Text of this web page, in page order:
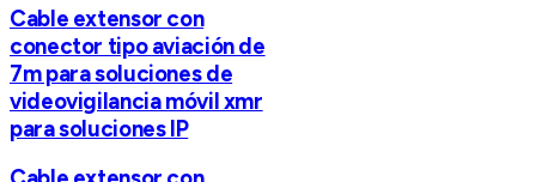
Cable extensor con
conector tipo aviación de
7m para soluciones de
videovigilancia móvil xmr
para soluciones IP